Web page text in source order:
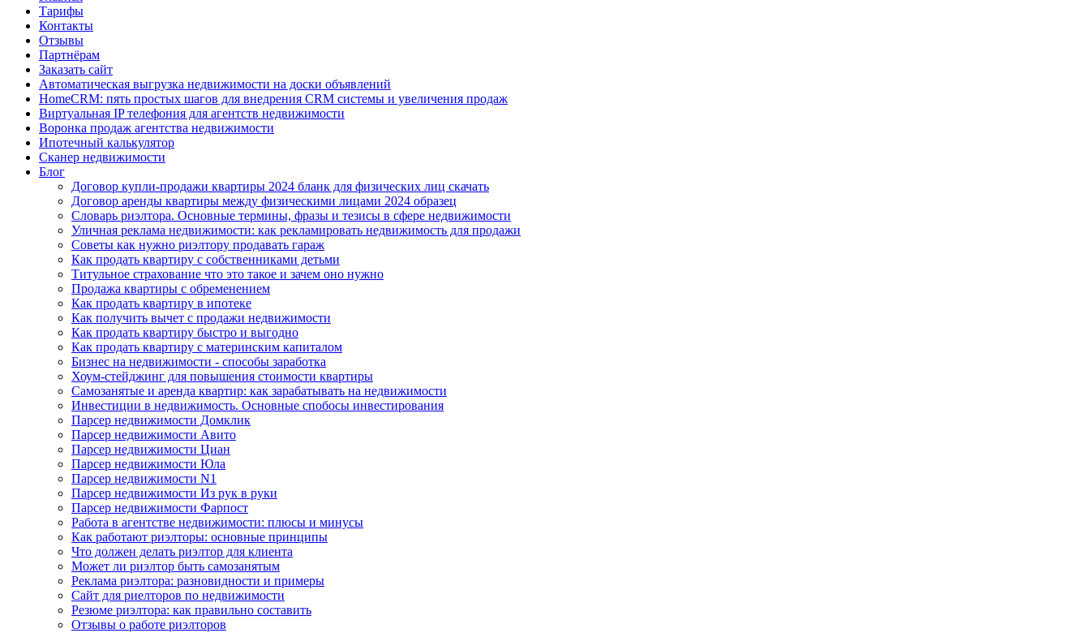
Тарифы
Контакты
Отзывы
Партнёрам
Заказать сайт
Автоматическая выгрузка недвижимости на доски объявлений
HomeCRM: пять простых шагов для внедрения CRM системы и увеличения продаж
Виртуальная IP телефония для агентств недвижимости
Воронка продаж агентства недвижимости
Ипотечный калькулятор
Сканер недвижимости
Блог
Договор купли-продажи квартиры 2024 бланк для физических лиц скачать
Договор аренды квартиры между физическими лицами 2024 образец
Словарь риэлтора. Основные термины, фразы и тезисы в сфере недвижимости
Уличная реклама недвижимости: как рекламировать недвижимость для продажи
Советы как нужно риэлтору продавать гараж
Как продать квартиру с собственниками детьми
Титульное страхование что это такое и зачем оно нужно
Продажа квартиры с обременением
Как продать квартиру в ипотеке
Как получить вычет с продажи недвижимости
Как продать квартиру быстро и выгодно
Как продать квартиру с материнским капиталом
Бизнес на недвижимости - способы заработка
Хоум-стейджинг для повышения стоимости квартиры
Самозанятые и аренда квартир: как зарабатывать на недвижимости
Инвестиции в недвижимость. Основные спобосы инвестирования
Парсер недвижимости Домклик
Парсер недвижимости Авито
Парсер недвижимости Циан
Парсер недвижимости Юла
Парсер недвижимости N1
Парсер недвижимости Из рук в руки
Парсер недвижимости Фарпост
Работа в агентстве недвижимости: плюсы и минусы
Как работают риэлторы: основные принципы
Что должен делать риэлтор для клиента
Может ли риэлтор быть самозанятым
Реклама риэлтора: разновидности и примеры
Сайт для риелторов по недвижимости
Резюме риэлтора: как правильно составить
Отзывы о работе риэлторов